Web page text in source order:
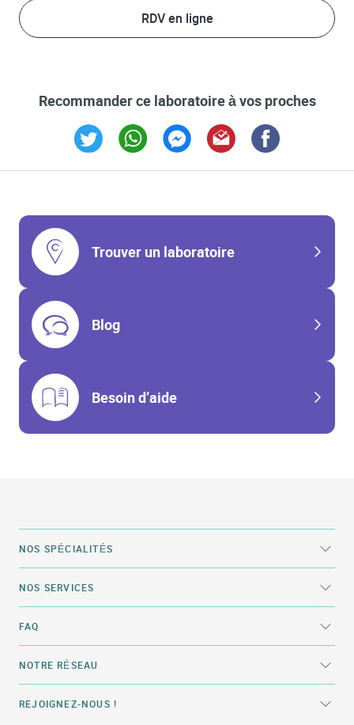
RDV en ligne
Recommander ce laboratoire à vos proches
Trouver un laboratoire
Blog
Besoin d’aide
NOS SPÉCIALITÉS
NOS SERVICES
FAQ
NOTRE RÉSEAU
REJOIGNEZ-NOUS !